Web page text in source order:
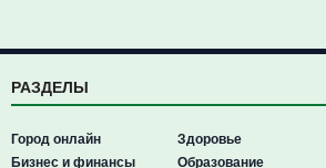
РАЗДЕЛЫ
Город онлайн
Бизнес и финансы
Здоровье
Образование